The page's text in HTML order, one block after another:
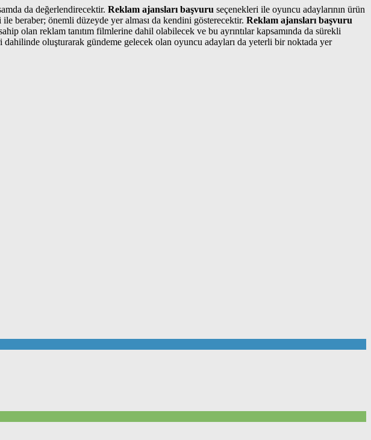
da değerlendirecektir. Reklam ajansları başvuru seçenekleri ile oyuncu adaylarının ürün
beraber; önemli düzeyde yer alması da kendini gösterecektir. Reklam ajansları başvuru
olan reklam tanıtım filmlerine dahil olabilecek ve bu ayrıntılar kapsamında da sürekli
oluşturarak gündeme gelecek olan oyuncu adayları da yeterli bir noktada yer